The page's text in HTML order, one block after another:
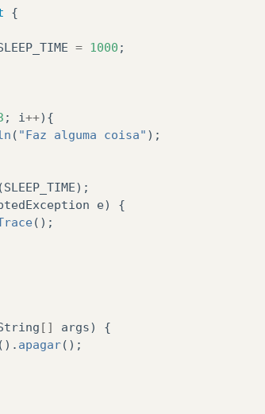
{
= 1000 ;
; i++){
( "Faz alguma coisa" );
(SLEEP_TIME);
e)
{
();
[] args)
{
(). apagar();